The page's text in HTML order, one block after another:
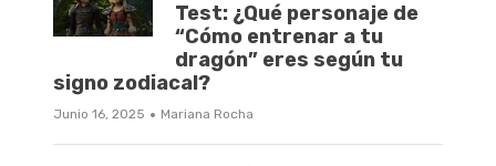
Test: ¿Qué personaje de
“Cómo entrenar a tu
dragón” eres según tu
signo zodiacal?
Junio 16, 2025 · Mariana Rocha